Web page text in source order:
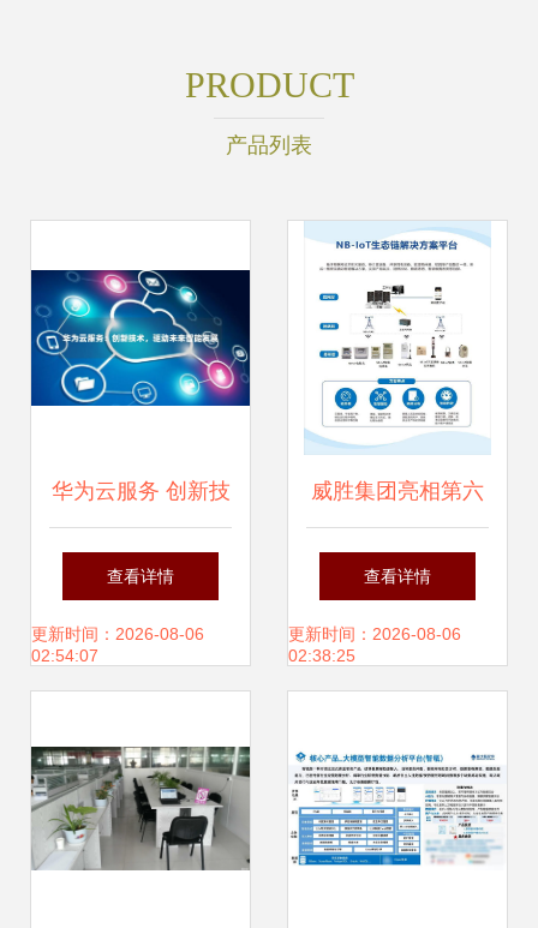
PRODUCT
产品列表
华为云服务 创新技
术驱动未来智能发
展
查看详情
更新时间：2026-08-06
02:54:07
威胜集团亮相第六
届民企创新成果展
科技驱动未来网络
查看详情
更新时间：2026-08-06
02:38:25